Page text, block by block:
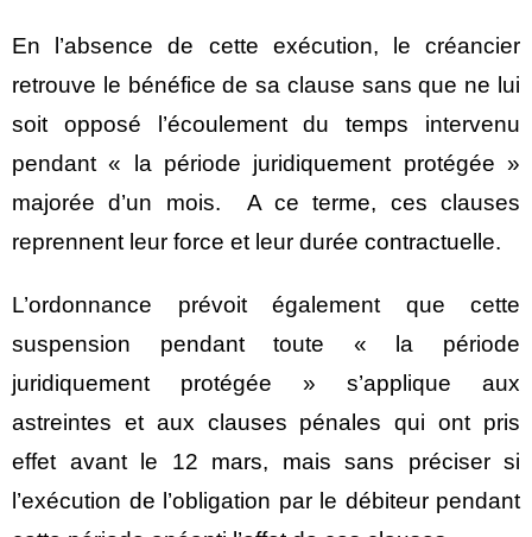
En l’absence de cette exécution, le créancier
retrouve le bénéfice de sa clause sans que ne lui
soit opposé l’écoulement du temps intervenu
pendant « la période juridiquement protégée »
majorée d’un mois. A ce terme, ces clauses
reprennent leur force et leur durée contractuelle.
L’ordonnance prévoit également que cette
suspension pendant toute « la période
juridiquement protégée » s’applique aux
astreintes et aux clauses pénales qui ont pris
effet avant le 12 mars, mais sans préciser si
l’exécution de l’obligation par le débiteur pendant